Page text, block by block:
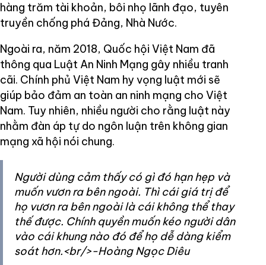
hàng trăm tài khoản, bôi nhọ lãnh đạo, tuyên
truyền chống phá Đảng, Nhà Nước.
Ngoài ra, năm 2018, Quốc hội Việt Nam đã
thông qua Luật An Ninh Mạng gây nhiều tranh
cãi. Chính phủ Việt Nam hy vọng luật mới sẽ
giúp bảo đảm an toàn an ninh mạng cho Việt
Nam. Tuy nhiên, nhiều người cho rằng luật này
nhằm đàn áp tự do ngôn luận trên không gian
mạng xã hội nói chung.
Người dùng cảm thấy có gì đó hạn hẹp và
muốn vươn ra bên ngoài. Thì cái giá trị để
họ vươn ra bên ngoài là cái không thể thay
thế được. Chính quyền muốn kéo người dân
vào cái khung nào đó để họ dễ dàng kiểm
soát hơn.<br/>-Hoàng Ngọc Diêu